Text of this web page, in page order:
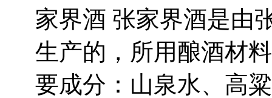
家界酒 张家界酒是由
生产的，所用酿酒材
要成分：山泉水、高